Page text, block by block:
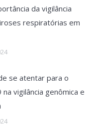
da vigilância
respiratórias em
se atentar para o
vigilância genômica e